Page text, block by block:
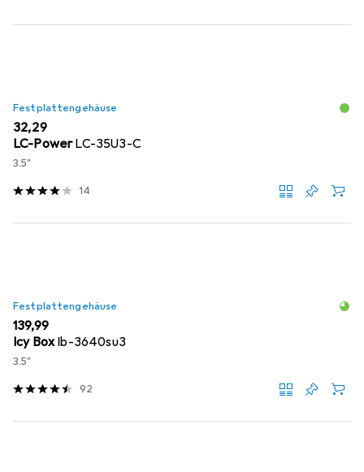
Festplattengehäuse
EUR
32,29
LC-PowerLC-35U3-C
3.5"
14
Festplattengehäuse
EUR
139,99
Icy BoxIb-3640su3
3.5"
92